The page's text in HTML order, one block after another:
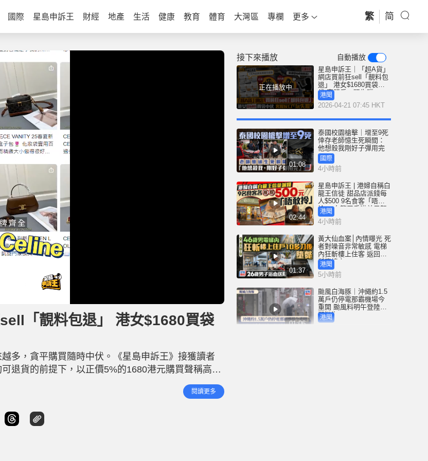
國際 星島申訴王 財經 地產 生活 健康 教育 體育 大灣區 專欄 更多 繁 简
「靚料包退」 港女$1680買袋
多，貪平購買隨時中伏。《星島申訴王》接獲讀者
退貨的前提下，以正價5%的1680港元購買聲稱高仿
客服退款卻遭已讀不回，大感中伏，呼籲其他消費者
1680港元的「超A貨」DI
閱讀更多
接下來播放 自動播放
正在播放中
星島申訴王｜「超A貨」
網店買前狂sell「靚料包
退」 港女$1680買袋中
伏 客服反口玩失蹤
港聞
2026-04-21 07:45 HKT
01:08
泰國校園槍擊｜增至9死
倖存老師憶生死瞬間：
他想殺我剛好子彈用完
國際
4小時前
02:44
星島申訴王 | 港婦自稱白
龍王信徒 甜品店派錢每
人$500 9名食客「唔敢
拎」 白龍王香港弟子親
解謎團
港聞
4小時前
01:37
黃大仙血案│內情曝光 死
者對噪音非常敏感 電梯
內狂斬樓上住客 返回住
所墮樓亡
港聞
5小時前
01:06
颱風白海豚｜沖繩約1.5
萬戶仍停電那霸機場今
重開 颱風料明午登陸浙
閩沿海
港聞